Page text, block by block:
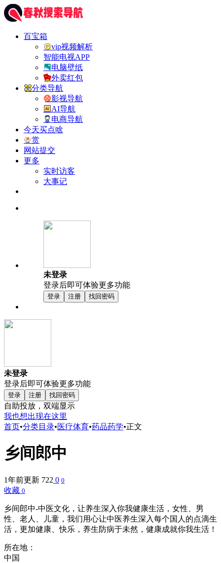
百宝箱
vip视频解析
智能电视APP
电脑壁纸
外卖红包
分类导航
影视导航
AI导航
电商导航
今天买点啥
赏
网站提交
更多
实时访客
大事记
未登录
登录后即可体验更多功能
登录 注册 找回密码
未登录
登录后即可体验更多功能
登录 注册 找回密码
自助投放，双端显示
我也想出现在这里
首页•分类目录•医疗体育•药品药学•正文
乡间郎中
1年前更新 722 0 0
收藏 0
乡间郎中-中医文化，让养生深入你我健康生活，女性、男
性、老人、儿童，我们用心让中医养生深入每个国人的点滴生
活，更加健康、快乐，养生防病于未然，健康成就你我生活！
所在地：
中国